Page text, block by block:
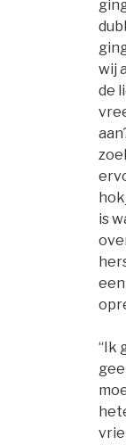
wij
de
is
“Ik